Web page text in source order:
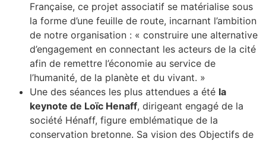
Française, ce projet associatif se matérialise sous
la forme d’une feuille de route, incarnant l’ambition
de notre organisation : « construire une alternative
d’engagement en connectant les acteurs de la cité
afin de remettre l’économie au service de
l’humanité, de la planète et du vivant. »
Une des séances les plus attendues a été la
keynote de Loïc Henaff, dirigeant engagé de la
société Hénaff, figure emblématique de la
conservation bretonne. Sa vision des Objectifs de